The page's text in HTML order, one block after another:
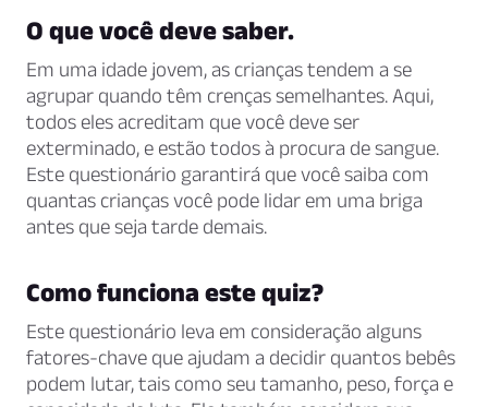
O que você deve saber.
Em uma idade jovem, as crianças tendem a se
agrupar quando têm crenças semelhantes. Aqui,
todos eles acreditam que você deve ser
exterminado, e estão todos à procura de sangue.
Este questionário garantirá que você saiba com
quantas crianças você pode lidar em uma briga
antes que seja tarde demais.
Como funciona este quiz?
Este questionário leva em consideração alguns
fatores-chave que ajudam a decidir quantos bebês
podem lutar, tais como seu tamanho, peso, força e